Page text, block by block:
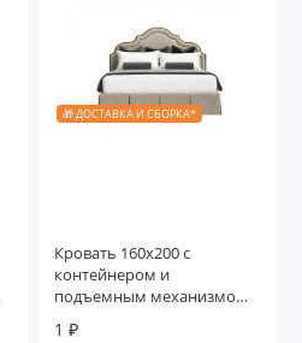
🎁 ДОСТАВКА И СБОРКА*
Кровать 160x200 c
контейнером и
подъемным механизмом
1 ₽